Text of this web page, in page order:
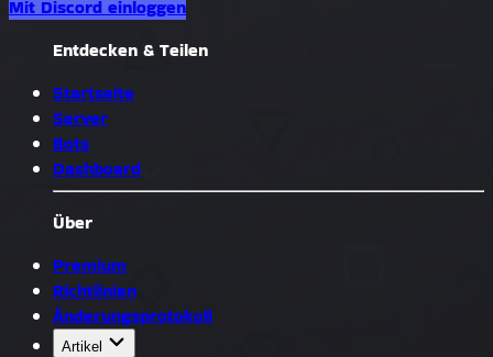
Mit Discord einloggen
Entdecken & Teilen
Startseite
Server
Bots
Dashboard
Über
Premium
Richtlinien
Änderungsprotokoll
Artikel